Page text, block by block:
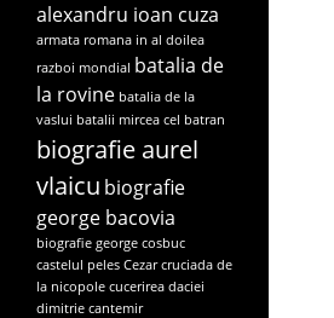
alexandru ioan cuza
armata romana in al doilea
razboi mondial batalia de
la rovine batalia de la
vaslui batalii mircea cel batran
biografie aurel
vlaicu biografie
george bacovia
biografie george cosbuc
castelul peles Cezar cruciada de
la nicopole cucerirea daciei
dimitrie cantemir